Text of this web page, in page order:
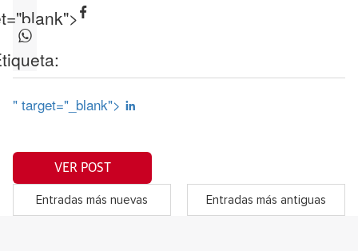
" target="_blank">
VER POST
Entradas más nuevas Entradas más antiguas